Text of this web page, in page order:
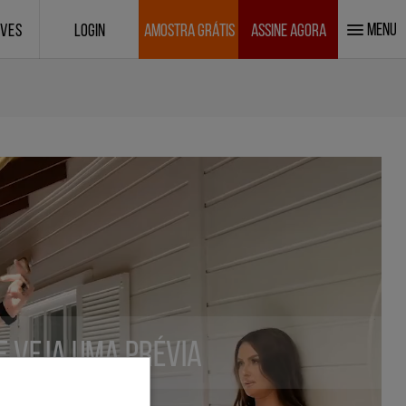
LOGIN AMOSTRA GRÁTIS ASSINE AGORA MENU
veja uma prévia